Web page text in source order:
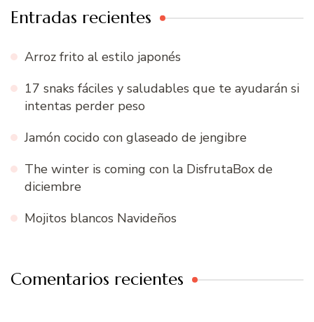
Entradas recientes
Arroz frito al estilo japonés
17 snaks fáciles y saludables que te ayudarán si
intentas perder peso
Jamón cocido con glaseado de jengibre
The winter is coming con la DisfrutaBox de
diciembre
Mojitos blancos Navideños
Comentarios recientes